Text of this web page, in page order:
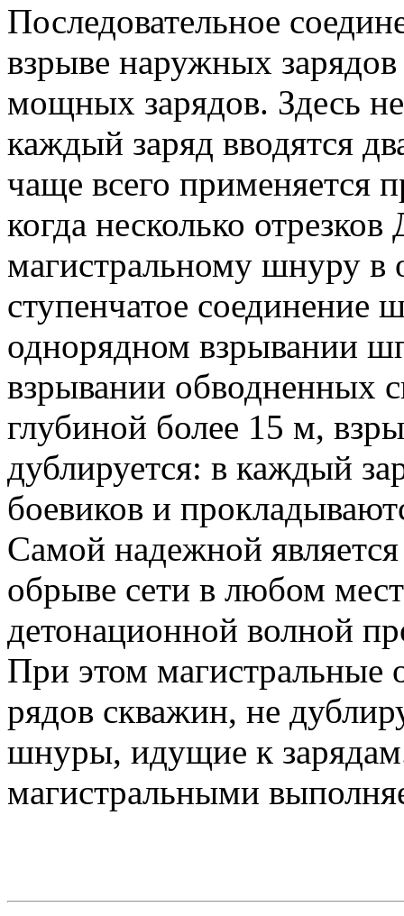
Последовательное
взрыве наружных
мощных зарядов. Здесь
каждый заряд вводятся
чаще всего применяется
когда несколько
магистральному шнуру в
ступенчатое соединение
однорядном взрывании
взрывании обводненных
глубиной более 15 м,
дублируется: в каждый
боевиков и
Самой надежной
обрыве сети в любом
детонационной волной
При этом магистральные
рядов скважин, не
шнуры, идущие к
магистральными